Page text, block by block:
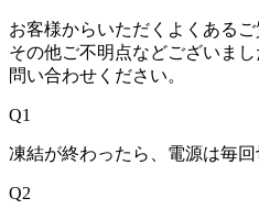
お客様からいただくよくあるご
その他ご不明点などございま
問い合わせください。
Q1
凍結が終わったら、電源は毎
Q2